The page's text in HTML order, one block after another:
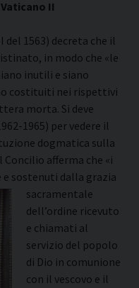
II
del 1563) decreta che il
in modo che «le
inutili e siano
costituiti nei rispettivi
morta. Si deve
1965) per vedere il
dogmatica sulla
Concilio afferma che «i
sostenuti dalla grazia
sacramentale
dell’ordine ricevuto
e chiamati al
servizio del popolo
di Dio in comunione
con il vescovo e il